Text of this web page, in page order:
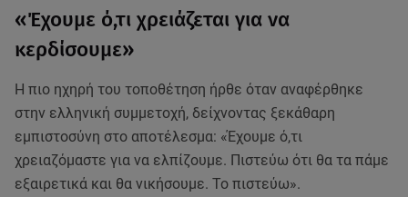
«Έχουμε ό,τι χρειάζεται για να
κερδίσουμε»
Η πιο ηχηρή του τοποθέτηση ήρθε όταν αναφέρθηκε
στην ελληνική συμμετοχή, δείχνοντας ξεκάθαρη
εμπιστοσύνη στο αποτέλεσμα: «Έχουμε ό,τι
χρειαζόμαστε για να ελπίζουμε. Πιστεύω ότι θα τα πάμε
εξαιρετικά και θα νικήσουμε. Το πιστεύω».